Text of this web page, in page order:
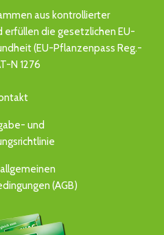
aus kontrollierter
erfüllen die gesetzlichen EU-
(EU-Pflanzenpass Reg.-
N 1276
und
(AGB)